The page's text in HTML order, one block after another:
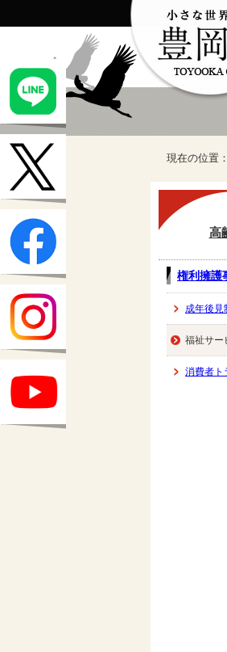
現在の位置
高
権利擁護
成年後見
福祉サー
消費者ト